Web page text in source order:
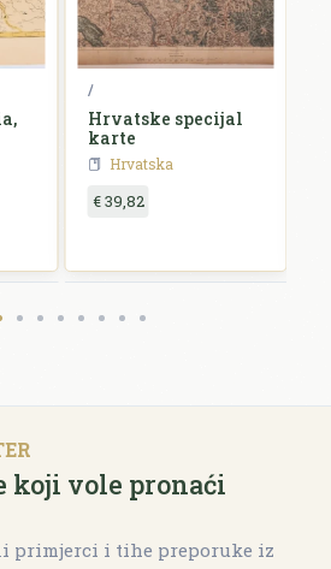
/
Hrvatske specijal
karte
Hrvatska
€ 39,82
koji vole pronaći
primjerci i tihe preporuke iz